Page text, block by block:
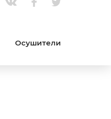
Осушители